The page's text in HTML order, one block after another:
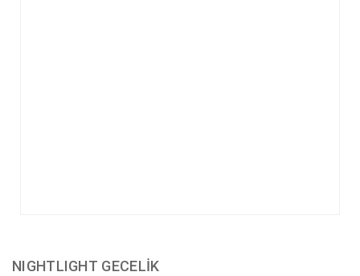
NIGHTLIGHT GECELİK